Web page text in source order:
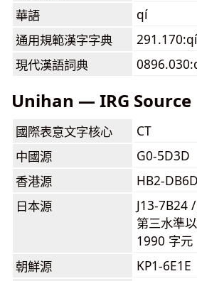
華語
qí
通用規範漢字字典
291.170:qí
現代漢語詞典
Unihan — IRG Source
國際表意文字核心
CT
中國源
G0-5D3D
香港源
HB2-DB6D
日本源
J13-7B24
第三水準
1990 字元
朝鮮源
KP1-6E1E